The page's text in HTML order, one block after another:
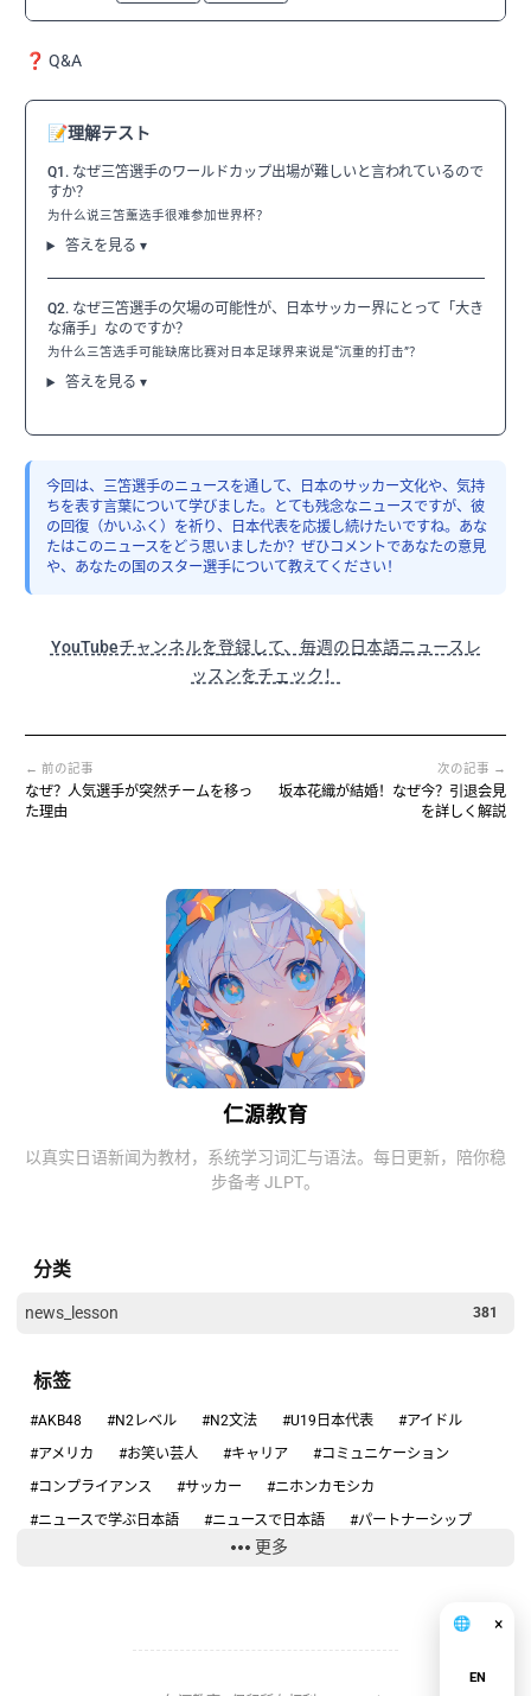
仁源教育
以真实日语新闻为教材，系统学习词汇与语法。每日更新，陪你稳
步备考 JLPT。
分类
news_lesson 381
标签
#AKB48 #N2レベル #N2文法 #U19日本代表
#アイドル
#アメリカ
#お笑い芸人 #キャリア
#コミュニケーション
#コンプライアンス
#サッカー
#ニホンカモシカ
#ニュースで学ぶ日本語
#ニュースで日本語
#パートナーシップ
#フィギュアスケート
#情報リテラシー #感動する話
#旅行の安全
更多
❓ Q&A
📝理解テスト
Q1. なぜ三笘選手のワールドカップ出場が難しいと言われているので
すか？
为什么说三笘薰选手很难参加世界杯？
答えを見る ▾
Q2. なぜ三笘選手の欠場の可能性が、日本サッカー界にとって「大き
な痛手」なのですか？
为什么三笘选手可能缺席比赛对日本足球界来说是“沉重的打击”？
答えを見る ▾
今回は、三笘選手のニュースを通して、日本のサッカー文化や、気持
ちを表す言葉について学びました。とても残念なニュースですが、彼
の回復（かいふく）を祈り、日本代表を応援し続けたいですね。あな
たはこのニュースをどう思いましたか？ぜひコメントであなたの意見
や、あなたの国のスター選手について教えてください！
YouTubeチャンネルを登録して、毎週の日本語ニュースレ
ッスンをチェック！
← 前の記事
なぜ？人気選手が突然チームを移っ
た理由
次の記事 →
坂本花織が結婚！なぜ今？引退会見
を詳しく解説
🌐 ×
EN